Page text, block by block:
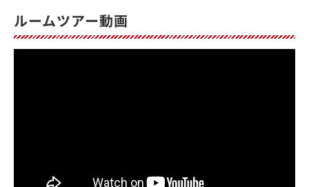
ルームツアー動画